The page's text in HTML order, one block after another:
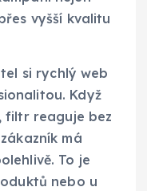
vyšší kvalitu
si rychlý web
Když
filtr reaguje bez
má
To je
nebo u